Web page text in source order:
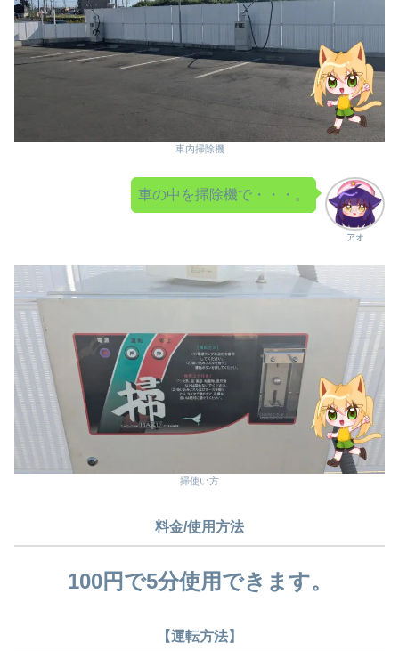
車内掃除機
アオ
車の中を掃除機で・・・。
掃使い方
料金/使用方法
100円で5分使用できます。
【運転方法】